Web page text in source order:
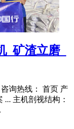
矿渣立磨_
询热线： 首页 产
主机剖视结构：